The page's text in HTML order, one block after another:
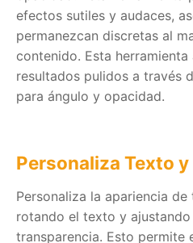
efectos sutiles y audaces,
permanezcan discretas al
contenido. Esta
resultados pulidos a través
para ángulo y opacidad.
Personaliza Texto y
Personaliza la apariencia
rotando el texto y
transparencia. Esto permite